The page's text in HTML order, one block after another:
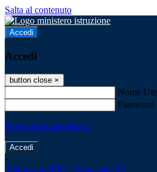
Salta al contenuto
Accedi
Accedi
button close ×
Nome
Password
Password dimenticata?
-
Entra con SPID Entra con CIE